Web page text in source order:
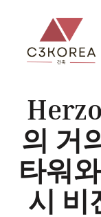
의 거
타워
시 비